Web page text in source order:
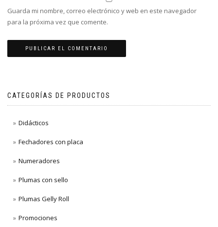
Guarda mi nombre, correo electrónico y web en este navegador
para la próxima vez que comente.
CATEGORÍAS DE PRODUCTOS
Didácticos
Fechadores con placa
Numeradores
Plumas con sello
Plumas Gelly Roll
Promociones